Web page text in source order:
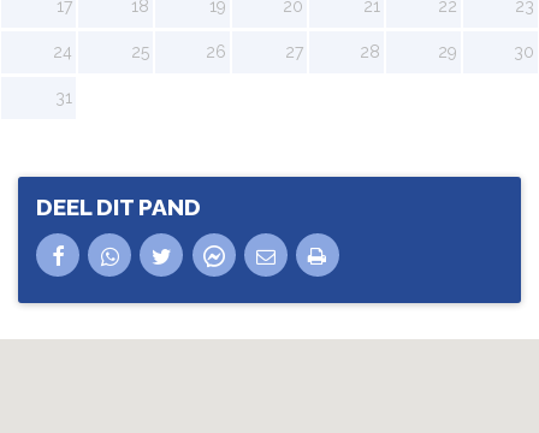
17 18 19 20 21 22 23
24 25 26 27 28 29 30
31
DEEL DIT PAND